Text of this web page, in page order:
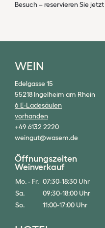
Besuch – reservieren Sie
WEIN
Edelgasse 15
55218 Ingelheim am Rhein
6 E-Ladesäulen
vorhanden
+49 6132 2220
weingut@wasem.de
Öffnungszeiten
Weinverkauf
Mo. - Fr. 07:30-18:30 Uhr
Sa.
09:30-18:00 Uhr
So.
11:00-17:00 Uhr